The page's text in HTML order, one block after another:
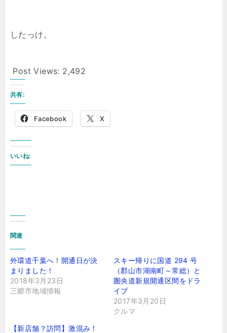
したっけ。
Post Views: 2,492
共有:
Facebook X
いいね:
関連
外環道千葉へ！開通日が決
まりました！
2018年3月23日
三郷市地域情報
スキー帰りに国道 294 号
（郡山市湖南町～常総）と
圏央道新規開通区間をドラ
イブ
2017年3月20日
クルマ
【新店舗？訪問】激混み！